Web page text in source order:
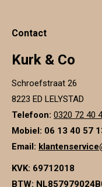
Contact
Kurk & Co
Schroefstraat 26
8223 ED LELYSTAD
Telefoon: 0320 72 40
Mobiel: 06 13 40 57
Email:
KVK: 69712018
BTW: